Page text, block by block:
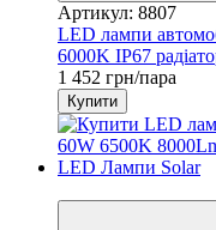
Артикул: 8807
LED лампи
6000K IP67
1 452 грн/пара
Купити